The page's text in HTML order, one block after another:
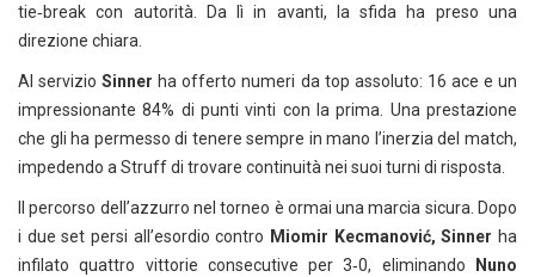
tie‑break con autorità. Da lì in avanti, la sfida ha preso una
direzione chiara.
Al servizioSinner ha offerto numeri da top assoluto: 16 ace e un
impressionante 84% di punti vinti con la prima. Una prestazione
che gli ha permesso di tenere sempre in mano l’inerzia del match,
impedendo a Struff di trovare continuità nei suoi turni di risposta.
Il percorso dell’azzurro nel torneo è ormai una marcia sicura. Dopo
i due set persi all’esordio contro Miomir Kecmanović, Sinner ha
infilato quattro vittorie consecutive per 3‑0, eliminando Nuno